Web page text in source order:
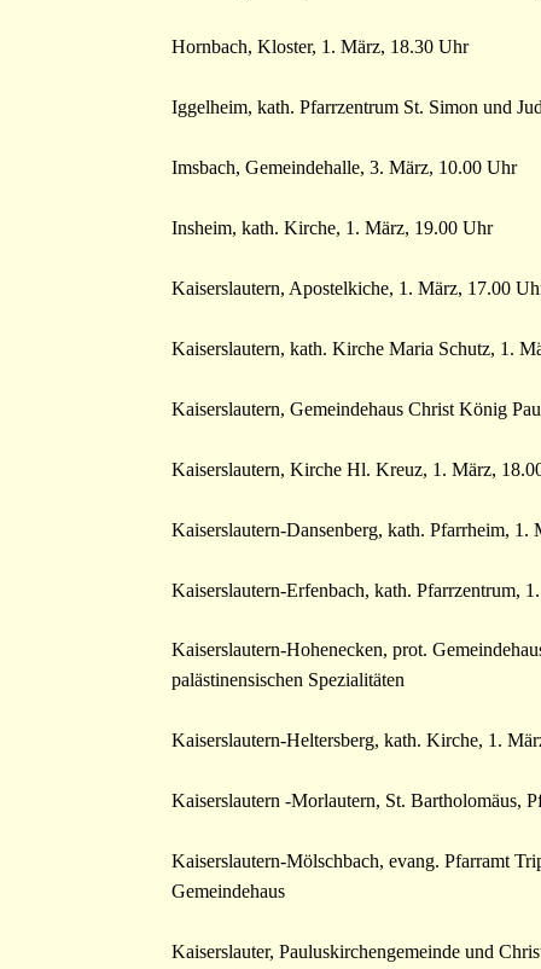
Hornbach, Kloster, 1. März, 18.30 Uhr
Iggelheim, kath. Pfarrzentrum St. Simon und
Imsbach, Gemeindehalle, 3. März, 10.00 Uhr
Insheim, kath. Kirche, 1. März, 19.00 Uhr
Kaiserslautern, Apostelkiche, 1. März, 17.00
Kaiserslautern, kath. Kirche Maria Schutz, 1.
Kaiserslautern, Gemeindehaus Christ König
Kaiserslautern, Kirche Hl. Kreuz, 1. März,
Kaiserslautern-Dansenberg, kath. Pfarrheim, 1.
Kaiserslautern-Erfenbach, kath. Pfarrzentrum,
Kaiserslautern-Hohenecken, prot.
palästinensischen Spezialitäten
Kaiserslautern-Heltersberg, kath. Kirche, 1.
Kaiserslautern -Morlautern, St. Bartholomäus,
Kaiserslautern-Mölschbach, evang. Pfarramt
Gemeindehaus
Kaiserslauter, Pauluskirchengemeinde und